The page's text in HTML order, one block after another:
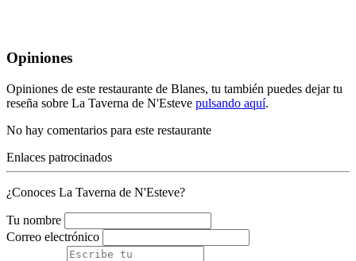
Opiniones
Opiniones de este restaurante de Blanes, tu también puedes dejar tu
reseña sobre La Taverna de N'Esteve pulsando aquí.
No hay comentarios para este restaurante
Enlaces patrocinados
¿Conoces La Taverna de N'Esteve?
Tu nombre
Correo electrónico